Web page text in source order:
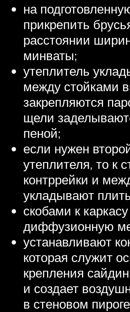
на
прикрепить
расстоянии
минваты;
утеплитель
между стойками
закрепляются
щели
пеной;
если нужен
утеплителя, то к
контррейки и
укладывают
скобами к
диффузионную
устанавливают
которая служит
крепления
и создает
в стеновом